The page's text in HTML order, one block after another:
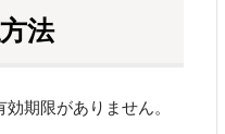
法
期限がありません。